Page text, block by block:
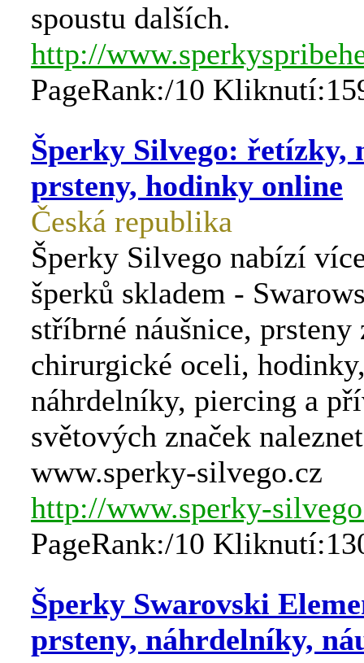
spoustu dalších.
http://
PageRank:/10
Šperky Silvego: řetízky,
prsteny, hodinky online
Česká republika
Šperky Silvego nabízí
šperků skladem -
stříbrné náušnice, prsteny
chirurgické oceli,
náhrdelníky, piercing a
světových značek
www.sperky-silvego.cz
http://www.sperky-
PageRank:/10
Šperky Swarovski
prsteny, náhrdelníky,